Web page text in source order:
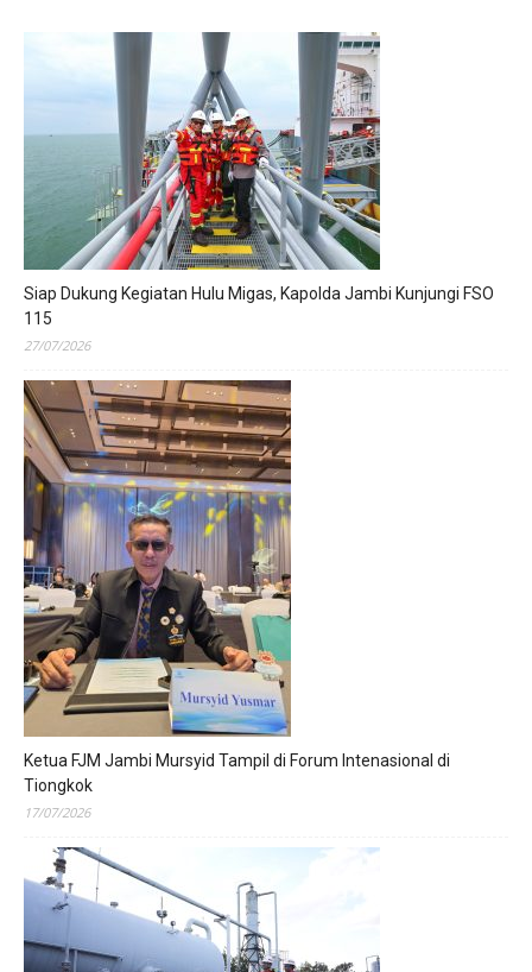
Siap Dukung Kegiatan Hulu Migas, Kapolda Jambi Kunjungi FSO
115
27/07/2026
Ketua FJM Jambi Mursyid Tampil di Forum Intenasional di
Tiongkok
17/07/2026